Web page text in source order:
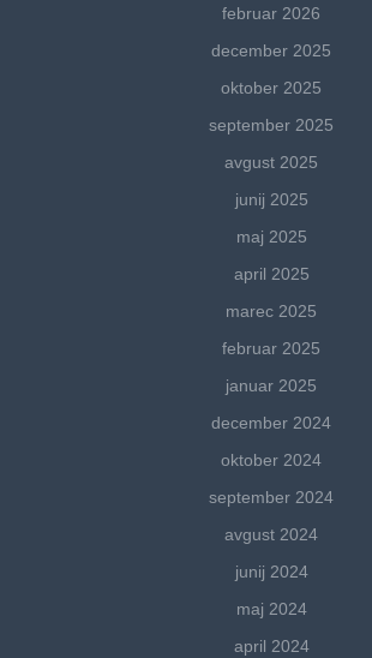
februar 2026
december 2025
oktober 2025
september 2025
avgust 2025
junij 2025
maj 2025
april 2025
marec 2025
februar 2025
januar 2025
december 2024
oktober 2024
september 2024
avgust 2024
junij 2024
maj 2024
april 2024